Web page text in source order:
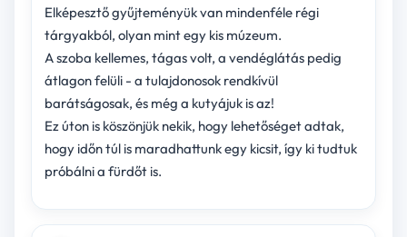
Elképesztő gyűjteményük van mindenféle régi
tárgyakból, olyan mint egy kis múzeum.
A szoba kellemes, tágas volt, a vendéglátás pedig
átlagon felüli - a tulajdonosok rendkívül
barátságosak, és még a kutyájuk is az!
Ez úton is köszönjük nekik, hogy lehetőséget adtak,
hogy időn túl is maradhattunk egy kicsit, így ki tudtuk
próbálni a fürdőt is.